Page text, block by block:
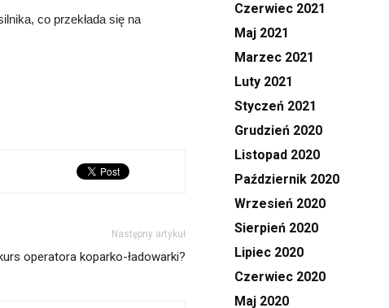
co przekłada się na
Następny artykuł
operatora koparko-ładowarki?
Czerwiec 2021
Maj 2021
Marzec 2021
Luty 2021
Styczeń 2021
Grudzień 2020
Listopad 2020
Październik 2020
Wrzesień 2020
Sierpień 2020
Lipiec 2020
Czerwiec 2020
Maj 2020